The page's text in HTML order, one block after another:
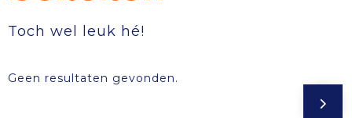
Toch wel leuk hé!
Geen resultaten gevonden.